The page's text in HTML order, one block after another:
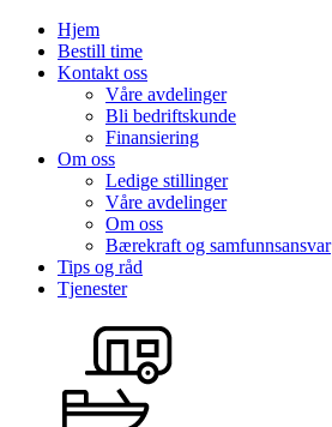
Hjem
Bestill time
Kontakt oss
Våre avdelinger
Bli bedriftskunde
Finansiering
Om oss
Ledige stillinger
Våre avdelinger
Om oss
Bærekraft og samfunnsansvar
Tips og råd
Tjenester